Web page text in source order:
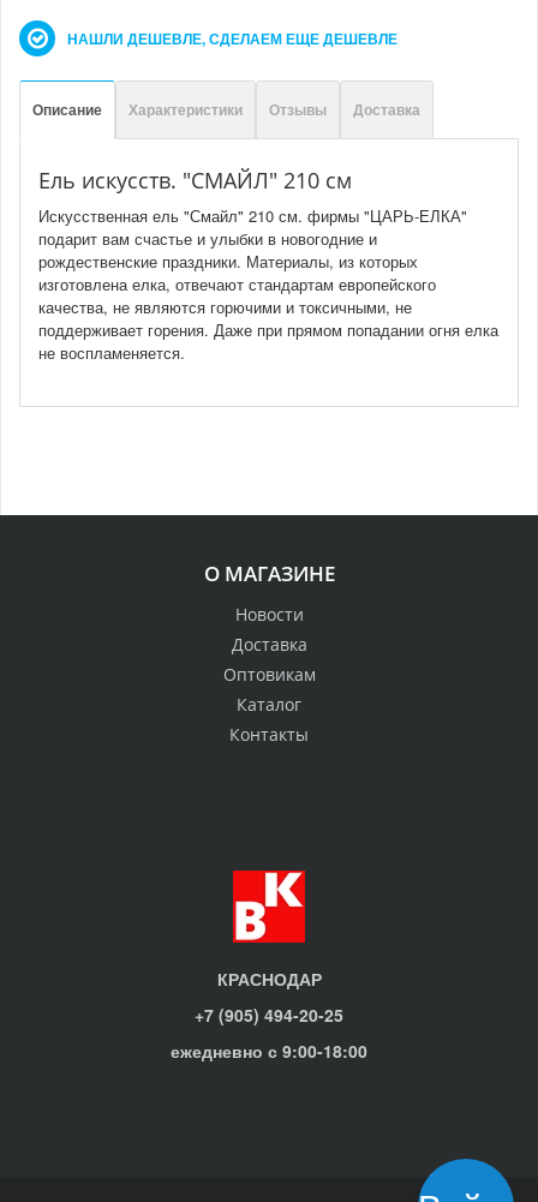
НАШЛИ ДЕШЕВЛЕ, СДЕЛАЕМ ЕЩЕ ДЕШЕВЛЕ
Описание Характеристики Отзывы Доставка
Ель искусств. "СМАЙЛ" 210 см
Искусственная ель "Смайл" 210 см. фирмы "ЦАРЬ-ЕЛКА"
подарит вам счастье и улыбки в новогодние и
рождественские праздники. Материалы, из которых
изготовлена елка, отвечают стандартам европейского
качества, не являются горючими и токсичными, не
поддерживает горения. Даже при прямом попадании огня елка
не воспламеняется.
О МАГАЗИНЕ
Новости
Доставка
Оптовикам
Каталог
Контакты
КРАСНОДАР
+7 (905) 494-20-25
ежедневно с 9:00-18:00